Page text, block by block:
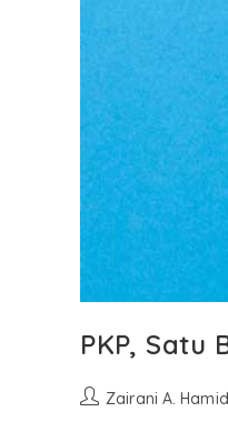
PKP, Satu
Zairani A. Hamid